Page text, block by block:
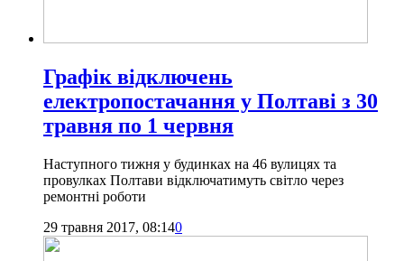
Графік відключень
електропостачання у Полтаві з 30
травня по 1 червня
Наступного тижня у будинках на 46 вулицях та
провулках Полтави відключатимуть світло через
ремонтні роботи
29 травня 2017, 08:140